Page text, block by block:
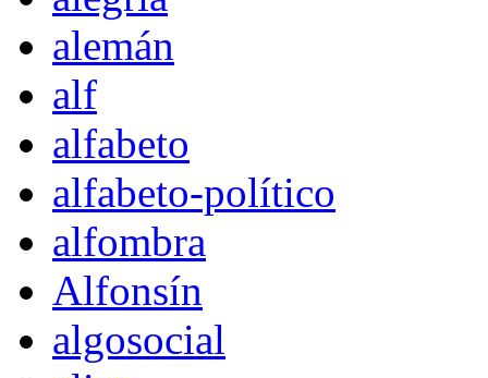
alemán
alf
alfabeto
alfabeto-político
alfombra
Alfonsín
algosocial